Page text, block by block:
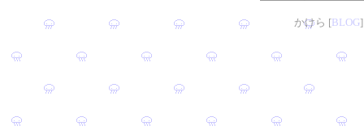
かけら [BLOG